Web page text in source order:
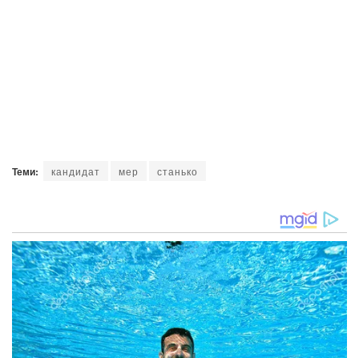
Теми: кандидат мер станько